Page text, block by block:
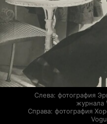
Слева: фотография
журнала
Справа: фотография